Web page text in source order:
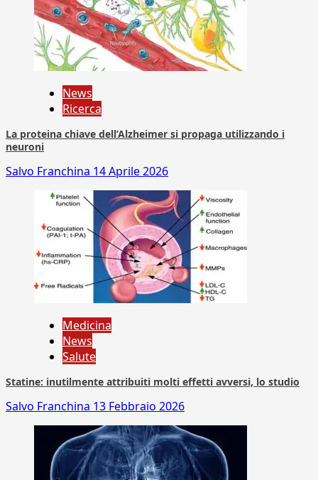
News
Ricerca
La proteina chiave dell’Alzheimer si propaga utilizzando i
neuroni
Salvo Franchina 14 Aprile 2026
Medicina
News
Salute
Statine: inutilmente attribuiti molti effetti avversi, lo studio
Salvo Franchina 13 Febbraio 2026